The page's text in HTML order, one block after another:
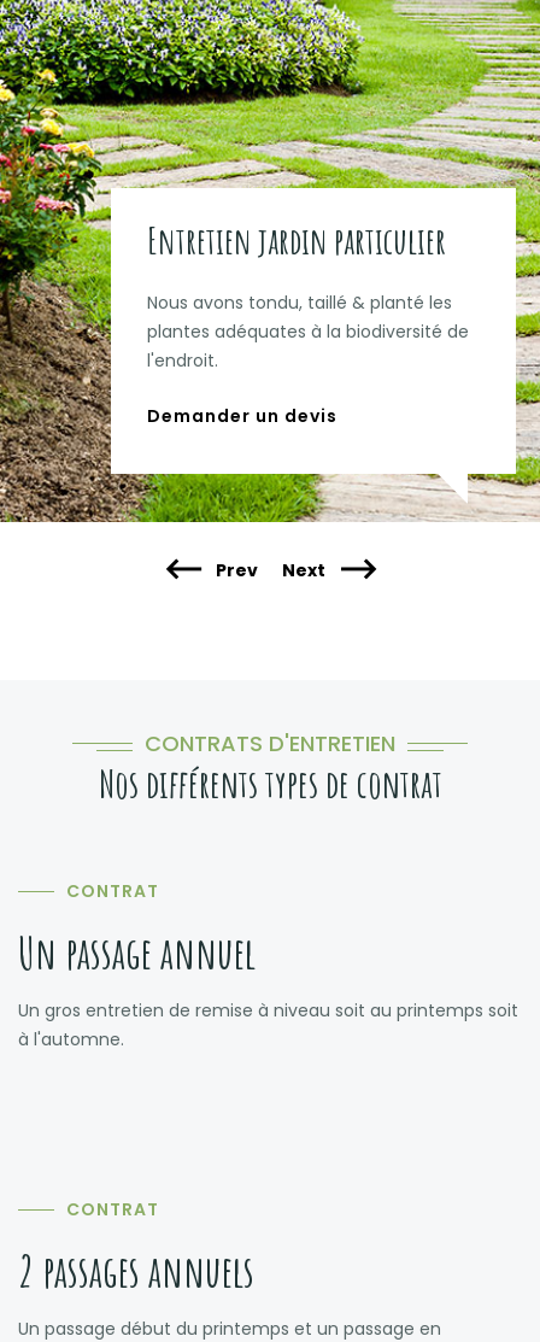
Entretien jardin particulier
Nous avons tondu, taillé & planté les
plantes adéquates à la biodiversité de
l'endroit.
Demander un devis
Prev Next
CONTRATS D'ENTRETIEN
Nos différents types de contrat
CONTRAT
Un passage annuel
Un gros entretien de remise à niveau soit au printemps soit
à l'automne.
CONTRAT
2 passages annuels
Un passage début du printemps et un passage en